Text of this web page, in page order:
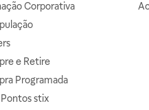
Corporativa
e Retire
Programada
Pontos stix